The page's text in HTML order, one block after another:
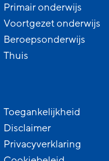
Primair onderwijs
Voortgezet onderwijs
Beroepsonderwijs
Thuis
Toegankelijkheid
Disclaimer
Privacyverklaring